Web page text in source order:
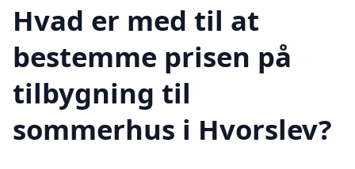
Hvad er med til at
bestemme prisen på
tilbygning til
sommerhus i Hvorslev?